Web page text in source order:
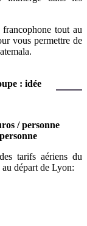
tout au
vous permettre de
: idée
/ personne
tarifs aériens du
départ de Lyon: